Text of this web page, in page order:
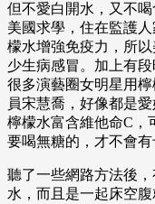
但不愛白開水，又不
美國求學，住在監護
檬水增強免疫力，所
少生病感冒。加上有
很多演藝圈女明星用
員宋慧喬，好像都是
檸檬水富含維他命C，
要喝無糖的，才不會有
聽了一些網路方法後
水，而且是一起床空